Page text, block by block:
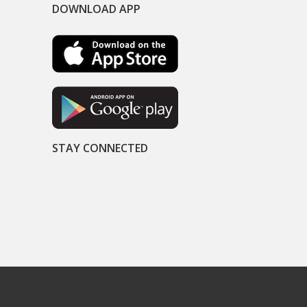
DOWNLOAD APP
STAY CONNECTED